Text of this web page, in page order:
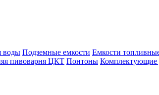
воды Подземные емкости Емкости
пивоварня ЦКТ Понтоны Комплектующие